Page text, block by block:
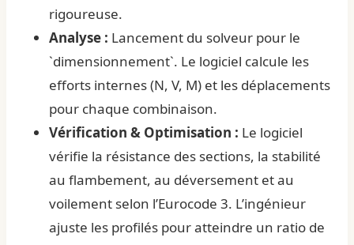
rigoureuse.
Analyse : Lancement du solveur pour le
`dimensionnement`. Le logiciel calcule les
efforts internes (N, V, M) et les déplacements
pour chaque combinaison.
Vérification & Optimisation : Le logiciel
vérifie la résistance des sections, la stabilité
au flambement, au déversement et au
voilement selon l’Eurocode 3. L’ingénieur
ajuste les profilés pour atteindre un ratio de